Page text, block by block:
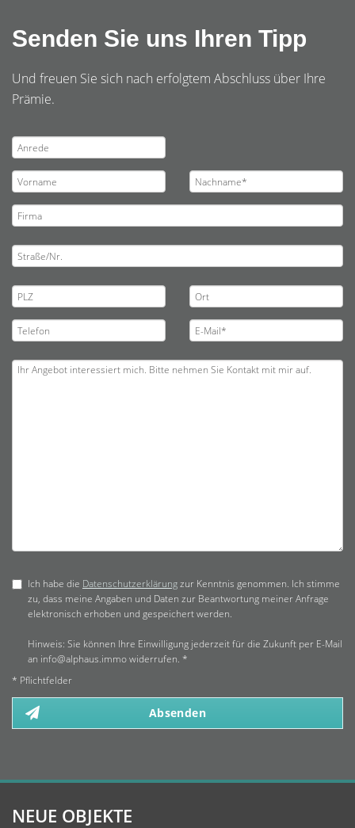
Senden Sie uns Ihren Tipp
Und freuen Sie sich nach erfolgtem Abschluss über Ihre
Prämie.
Ich habe die Datenschutzerklärungzur Kenntnis genommen. Ich stimme
zu, dass meine Angaben und Daten zur Beantwortung meiner Anfrage
elektronisch erhoben und gespeichert werden.
Hinweis: Sie können Ihre Einwilligung jederzeit für die Zukunft per E-Mail
an info@alphaus.immo widerrufen. *
* Pflichtfelder
Absenden
NEUE OBJEKTE